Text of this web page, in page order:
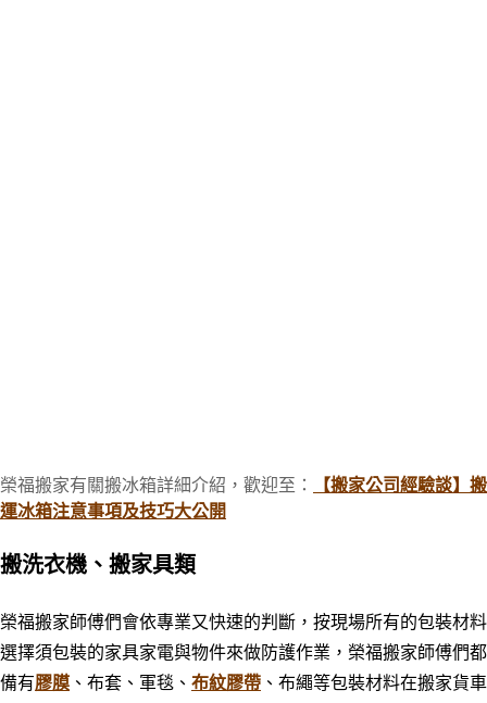
榮福搬家有關搬冰箱詳細介紹，歡迎至：
【搬家公司經驗談】搬
運冰箱注意事項及技巧大公開
搬洗衣機、搬家具類
榮福搬家師傅們會依專業又快速的判斷，按現場所有的包裝材料
選擇須包裝的家具家電與物件來做防護作業，榮福搬家師傅們都
備有膠膜 、布套、軍毯、 布紋膠帶 、布繩等包裝材料在搬家貨車